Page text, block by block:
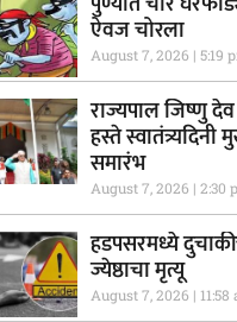
ऐवज चोरला
August 7, 2026 5:19
राज्यपाल जिष्णु देव
हस्ते
समारंभ
August 7, 2026 2:30
हडपसरमध्ये
ज्येष्ठाचा मृत्यू
August 7, 2026 11:58